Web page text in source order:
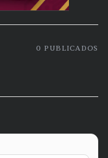
0 PUBLICADOS